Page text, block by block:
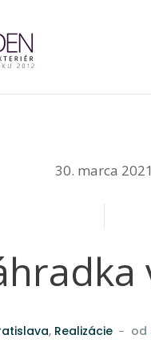
30. marca 2021
, Realizácie od